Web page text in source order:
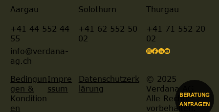
© 2025
Verdana AG.
Alle Rechte
vorbehalten.
Aargau
+41 44 552 44
55
Solothurn
+41 62 552 50
02
Thurgau
+41 71 552 20
02
info@verdana-
ag.ch
Bedingun
gen &
Kondition
en
Datenschutzerk
lärung
Impre
ssum
BERATUNG
ANFRAGEN